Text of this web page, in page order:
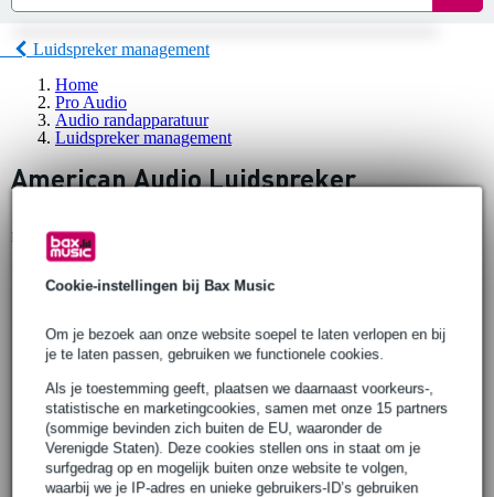
Cookie-instellingen bij Bax Music
Om je bezoek aan onze website soepel te laten verlopen en bij
je te laten passen, gebruiken we functionele cookies.
Als je toestemming geeft, plaatsen we daarnaast voorkeurs-,
statistische en marketingcookies, samen met onze 15 partners
(sommige bevinden zich buiten de EU, waaronder de
Verenigde Staten). Deze cookies stellen ons in staat om je
surfgedrag op en mogelijk buiten onze website te volgen,
waarbij we je IP-adres en unieke gebruikers-ID’s gebruiken
Luidspreker management
Home
Pro Audio
Audio randapparatuur
Luidspreker management
American Audio Luidspreker
Er is 1product gevonden.
20 reviews
American Audio DB DISPLAY MKII
decibelmonitor
Adviesprijs € 83,- € 58,-
Op voorraad bij de leverancier
Ook in1 winkelop voorraad